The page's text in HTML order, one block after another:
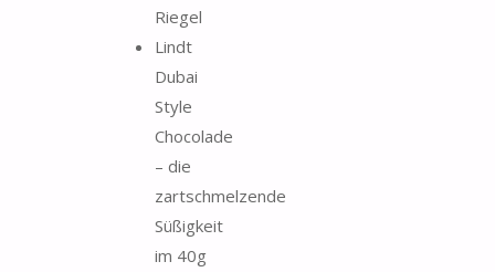
Riegel
Lindt
Dubai
Style
Chocolade
– die
zartschmelzende
Süßigkeit
im 40g